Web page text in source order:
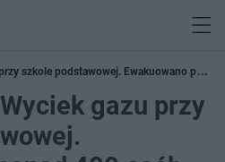
szkole podstawowej. Ewakuowano ponad
gazu przy